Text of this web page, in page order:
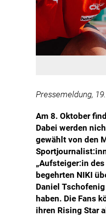
Pressemeldung,
Am 8. Oktober
Dabei werden
gewählt von den
„Aufsteiger:in
begehrten NIKI
Daniel
haben. Die Fans
ihren Rising Star